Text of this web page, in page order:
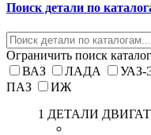
Поиск детали по
Ограничить поиск
ВАЗ
ЛАДА
ПАЗ
ИЖ
1 ДЕТАЛИ